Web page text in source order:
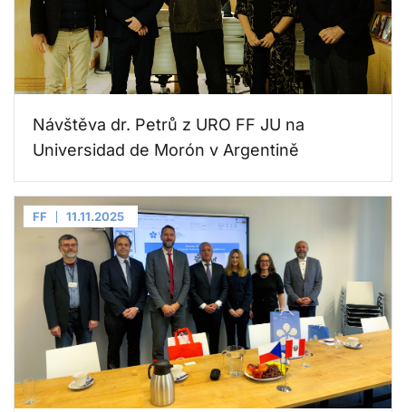
Návštěva dr. Petrů z URO FF JU na
Universidad de Morón v Argentině
FF 11.11.2025